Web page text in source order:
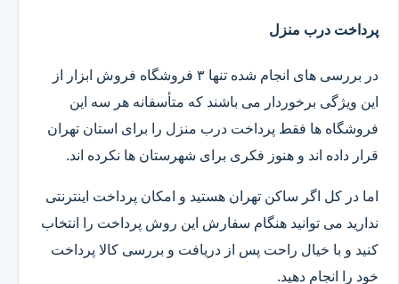
پرداخت درب منزل
در بررسی های انجام شده تنها ۳ فروشگاه فروش ابزار از
این ویژگی برخوردار می باشند که متأسفانه هر سه این
فروشگاه ها فقط پرداخت درب منزل را برای استان تهران
قرار داده اند و هنوز فکری برای شهرستان ها نکرده اند.
اما در کل اگر ساکن تهران هستید و امکان پرداخت اینترنتی
ندارید می توانید هنگام سفارش این روش پرداخت را انتخاب
کنید و با خیال راحت پس از دریافت و بررسی کالا پرداخت
خود را انجام دهید.